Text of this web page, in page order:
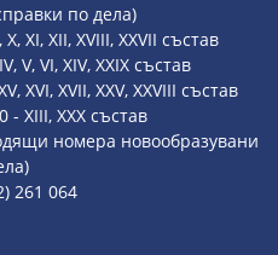
по дела)
XI, XII, XVIII, XXVII състав
V, VI, XIV, XXIX състав
XVI, XVII, XXV, XXVIII състав
- XIII, XXX състав
номера новообразувани
261 064